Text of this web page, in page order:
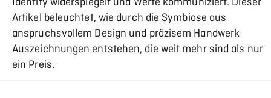
Artikel beleuchtet, wie durch die Symbiose aus
anspruchsvollem Design und präzisem Handwerk
Auszeichnungen entstehen, die weit mehr sind als nur
ein Preis.